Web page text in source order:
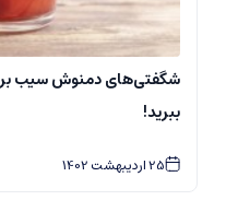
شگفتی‌های دمنوش سیب
ببرید!
25اردیبهشت1402